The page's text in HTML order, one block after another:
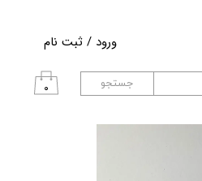
۰
ورود / ثبت نام
جستجو